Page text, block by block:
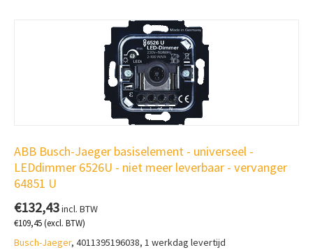
ABB Busch-Jaeger basiselement - universeel -
LEDdimmer 6526U - niet meer leverbaar - vervanger
64851 U
€132,43incl. BTW
€109,45(excl. BTW)
Busch-Jaeger, 4011395196038, 1 werkdag levertijd